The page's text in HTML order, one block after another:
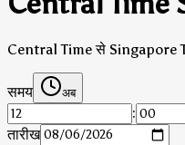
Central Time से Singapore
समय अब
:
तारीख